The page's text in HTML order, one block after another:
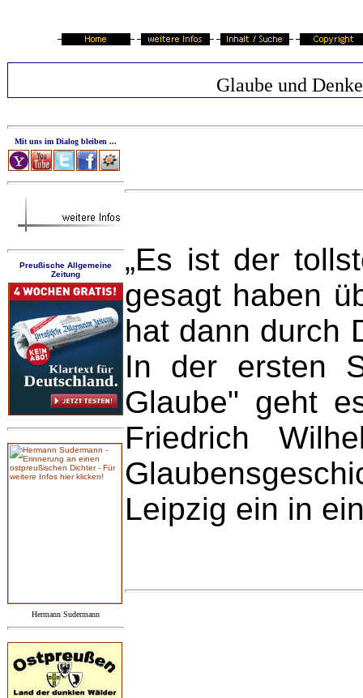
Glaube und
Mit uns im Dialog bleiben ...
Preußische Allgemeine
Zeitung
Hermann Sudermann
„Es ist der
gesagt haben
hat dann durch
In der ersten
Glaube" geht
Friedrich
Leipzig ein in